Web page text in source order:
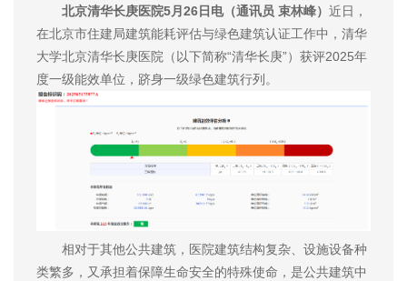
北京清华长庚医院5月26日电（通讯员 束林峰） 近日，
在北京市住建局建筑能耗评估与绿色建筑认证工作中，清华
大学北京清华长庚医院（以下简称“清华长庚”）获评2025年
度一级能效单位，跻身一级绿色建筑行列。
相对于其他公共建筑，医院建筑结构复杂、设施设备种
类繁多，又承担着保障生命安全的特殊使命，是公共建筑中